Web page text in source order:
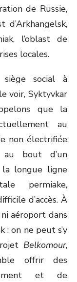
de Russie,
d’Arkhangelsk,
l’oblast de
locales.
social à
voir, Syktyvkar
que la
au
non électrifiée
bout d’un
la longue ligne
permiake,
d’accès. À
aéroport dans
: on ne peut s’y
Belkomour,
offrir des
et de